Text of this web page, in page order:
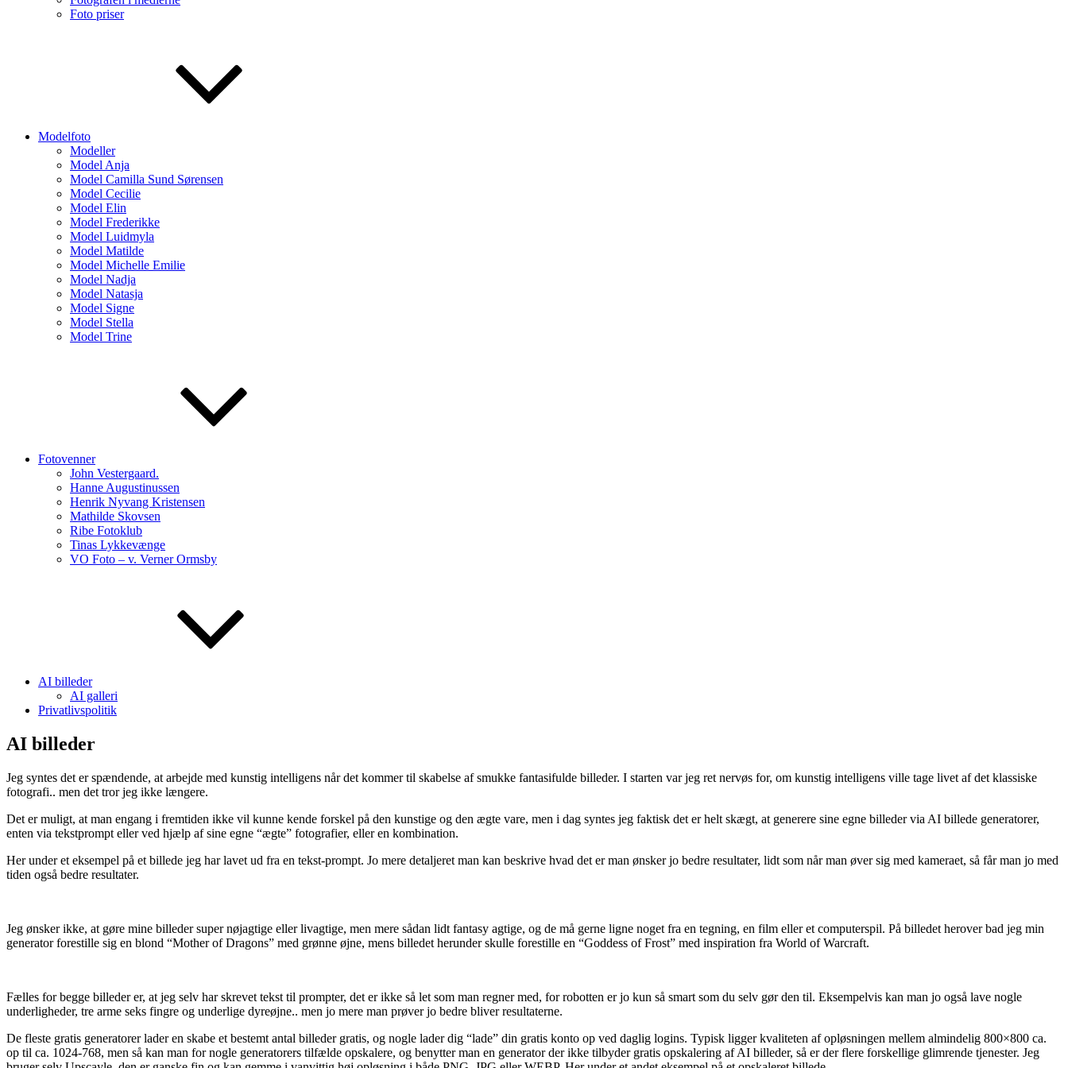
Foto priser
Modelfoto
Modeller
Model Anja
Model Camilla Sund Sørensen
Model Cecilie
Model Elin
Model Frederikke
Model Luidmyla
Model Matilde
Model Michelle Emilie
Model Nadja
Model Natasja
Model Signe
Model Stella
Model Trine
Fotovenner
John Vestergaard.
Hanne Augustinussen
Henrik Nyvang Kristensen
Mathilde Skovsen
Ribe Fotoklub
Tinas Lykkevænge
VO Foto – v. Verner Ormsby
AI billeder
AI galleri
Privatlivspolitik
AI billeder
Jeg syntes det er spændende, at arbejde med kunstig intelligens når det kommer til skabelse af smukke fantasifulde billeder. I starten var jeg ret nervøs for, om kunstig intelligens ville tage livet af det klassiske
fotografi.. men det tror jeg ikke længere.
Det er muligt, at man engang i fremtiden ikke vil kunne kende forskel på den kunstige og den ægte vare, men i dag syntes jeg faktisk det er helt skægt, at generere sine egne billeder via AI billede generatorer,
enten via tekstprompt eller ved hjælp af sine egne “ægte” fotografier, eller en kombination.
Her under et eksempel på et billede jeg har lavet ud fra en tekst-prompt. Jo mere detaljeret man kan beskrive hvad det er man ønsker jo bedre resultater, lidt som når man øver sig med kameraet, så får man jo med
tiden også bedre resultater.
Jeg ønsker ikke, at gøre mine billeder super nøjagtige eller livagtige, men mere sådan lidt fantasy agtige, og de må gerne ligne noget fra en tegning, en film eller et computerspil. På billedet herover bad jeg min
generator forestille sig en blond “Mother of Dragons” med grønne øjne, mens billedet herunder skulle forestille en “Goddess of Frost” med inspiration fra World of Warcraft.
Fælles for begge billeder er, at jeg selv har skrevet tekst til prompter, det er ikke så let som man regner med, for robotten er jo kun så smart som du selv gør den til. Eksempelvis kan man jo også lave nogle
underligheder, tre arme seks fingre og underlige dyreøjne.. men jo mere man prøver jo bedre bliver resultaterne.
De fleste gratis generatorer lader en skabe et bestemt antal billeder gratis, og nogle lader dig “lade” din gratis konto op ved daglig logins. Typisk ligger kvaliteten af opløsningen mellem almindelig 800×800 ca.
op til ca. 1024-768, men så kan man for nogle generatorers tilfælde opskalere, og benytter man en generator der ikke tilbyder gratis opskalering af AI billeder, så er der flere forskellige glimrende tjenester. Jeg